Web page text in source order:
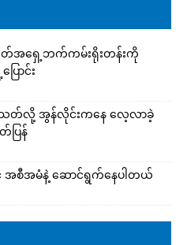
ရုတ်အရှေ့ဘက်ကမ်းရိုးတန်းကို
ောင်း
သတ်လို့ အွန်လိုင်းကနေ လေ့လာခဲ့
ြန်
အစီအမံနဲ့ ဆောင်ရွက်နေပါတယ်